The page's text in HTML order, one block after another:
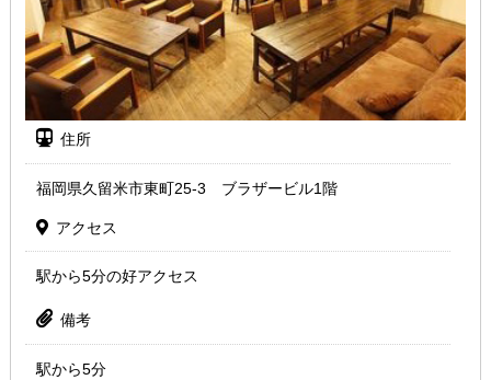
住所
福岡県久留米市東町25-3 ブラザービル1階
アクセス
駅から5分の好アクセス
備考
駅から5分